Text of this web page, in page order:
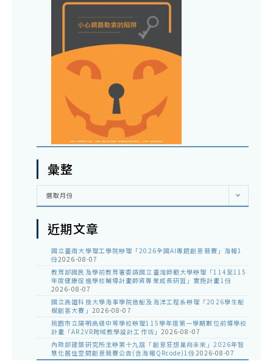
彙整
彙
選取月份
近期文章
國立臺南大學理工學院辦理「2026全國AI專題創意競賽」海報1
份2026-08-07
教育部國民及學前教育署委請國立臺灣師範大學辦理「114至115
年度健康促進學校輔導計畫師資專業成長研習」實施計畫1份
2026-08-07
國立高雄科技大學海事學院造船及海洋工程系辦理「2026學生船
模創客大賽」 2026-08-07
桃園市立陽明高級中等學校辦理115學年度第一學期數位前導學校
計畫「AR2VR跨域教學設計工作坊」 2026-08-07
內政部建築研究所主辦第十九屆「創意狂想巢向未來」2026年智
慧化居住空間創意競賽公告(含海報QRcode)1份2026-08-07